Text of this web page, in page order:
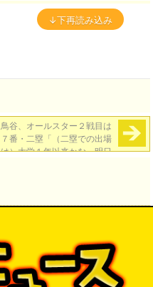
↓下再読み込み
鳥谷、オールスター２戦目は
７番・二塁「（二塁での出場
は）大学１年以来かな。明日